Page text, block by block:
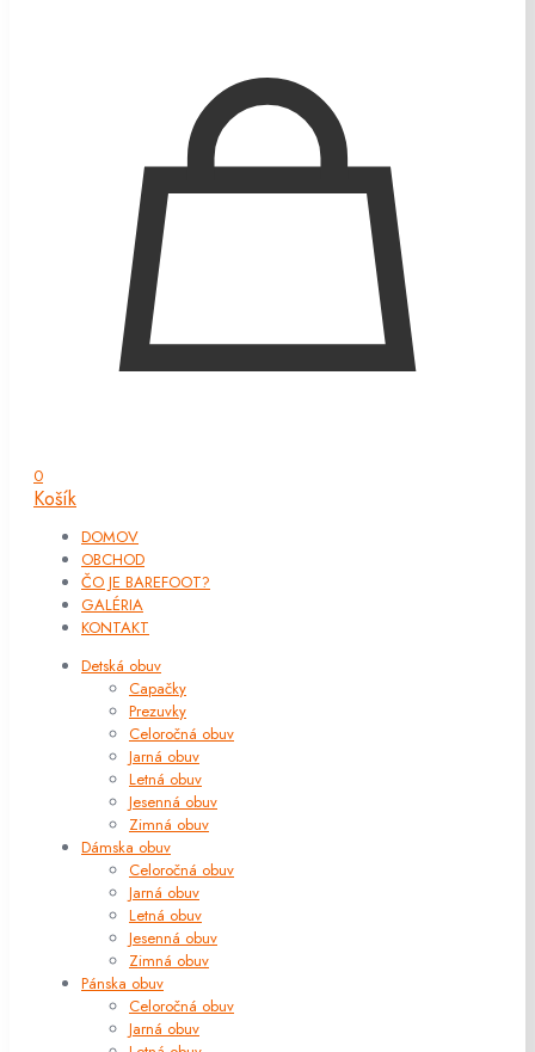
0
Košík
DOMOV
OBCHOD
ČO JE BAREFOOT?
GALÉRIA
KONTAKT
Detská obuv
Capačky
Prezuvky
Celoročná obuv
Jarná obuv
Letná obuv
Jesenná obuv
Zimná obuv
Dámska obuv
Celoročná obuv
Jarná obuv
Letná obuv
Jesenná obuv
Zimná obuv
Pánska obuv
Celoročná obuv
Jarná obuv